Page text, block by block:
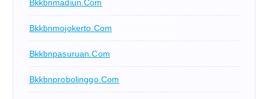
Bkkbnmadiun.com
Bkkbnmojokerto.com
Bkkbnpasuruan.com
Bkkbnprobolinggo.com